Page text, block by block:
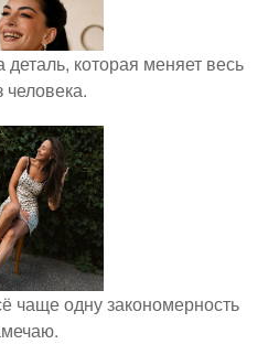
которая меняет весь
человека.
чаще одну закономерность